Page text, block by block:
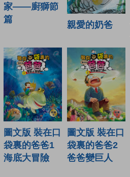
家——廚獅節
篇
親愛的奶爸
圖文版 裝在口
袋裏的爸爸1
海底大冒險
圖文版 裝在口
袋裏的爸爸2
爸爸變巨人